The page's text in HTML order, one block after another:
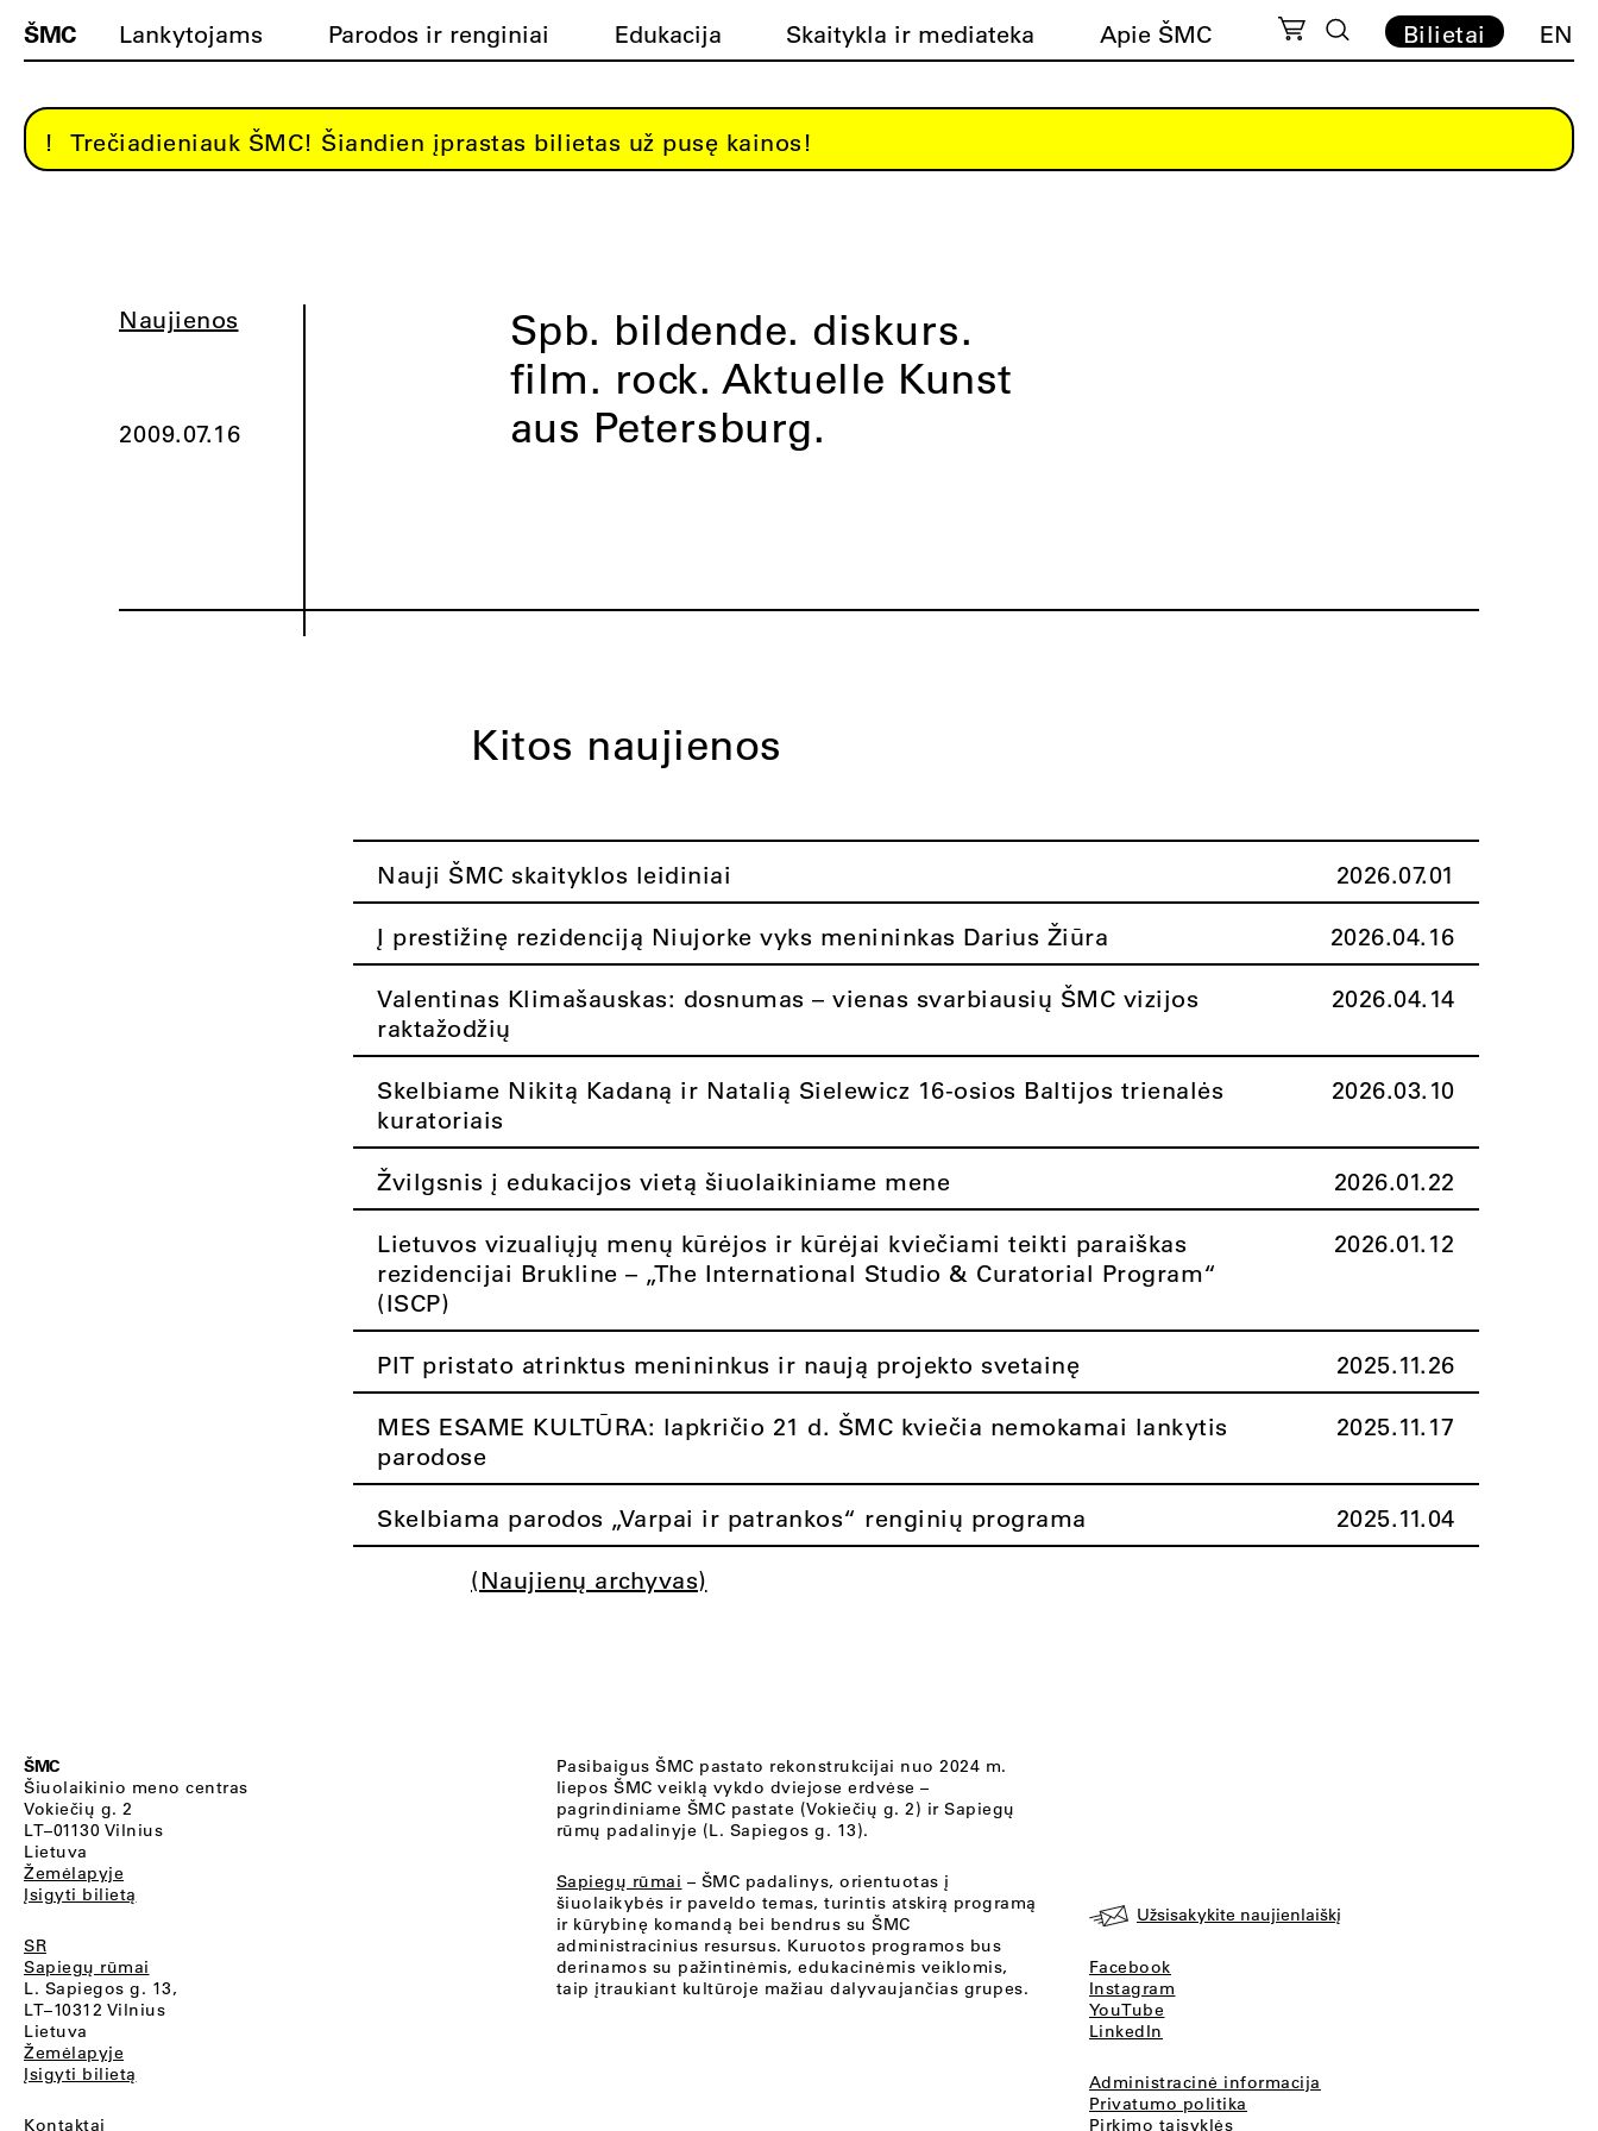
ŠMC Lankytojams Parodos ir renginiai Edukacija Skaitykla ir mediateka Apie ŠMC Bilietai EN
Trečiadieniauk ŠMC! Šiandien įprastas bilietas už pusę kainos!
Naujienos
2009.07.16
Spb. bildende. diskurs.
film. rock. Aktuelle Kunst
aus Petersburg.
Kitos naujienos
Nauji ŠMC skaityklos leidiniai 2026.07.01
Į prestižinę rezidenciją Niujorke vyks menininkas Darius Žiūra 2026.04.16
Valentinas Klimašauskas: dosnumas – vienas svarbiausių ŠMC vizijos
raktažodžių
2026.04.14
Skelbiame Nikitą Kadaną ir Natalią Sielewicz 16-osios Baltijos trienalės
kuratoriais
2026.03.10
Žvilgsnis į edukacijos vietą šiuolaikiniame mene 2026.01.22
Lietuvos vizualiųjų menų kūrėjos ir kūrėjai kviečiami teikti paraiškas
rezidencijai Brukline – „The International Studio & Curatorial Program“
(ISCP)
2026.01.12
PIT pristato atrinktus menininkus ir naują projekto svetainę 2025.11.26
MES ESAME KULTŪRA: lapkričio 21 d. ŠMC kviečia nemokamai lankytis
parodose
2025.11.17
Skelbiama parodos „Varpai ir patrankos“ renginių programa 2025.11.04
(Naujienų archyvas)
ŠMC
Šiuolaikinio meno centras
Vokiečių g. 2
LT–01130 Vilnius
Lietuva
Žemėlapyje
Įsigyti bilietą
SR
Sapiegų rūmai
L. Sapiegos g. 13,
LT–10312 Vilnius
Lietuva
Žemėlapyje
Įsigyti bilietą
Kontaktai
Pasibaigus ŠMC pastato rekonstrukcijai nuo 2024 m.
liepos ŠMC veiklą vykdo dviejose erdvėse –
pagrindiniame ŠMC pastate (Vokiečių g. 2) ir Sapiegų
rūmų padalinyje (L. Sapiegos g. 13).
Sapiegų rūmai – ŠMC padalinys, orientuotas į
šiuolaikybės ir paveldo temas, turintis atskirą programą
ir kūrybinę komandą bei bendrus su ŠMC
administracinius resursus. Kuruotos programos bus
derinamos su pažintinėmis, edukacinėmis veiklomis,
taip įtraukiant kultūroje mažiau dalyvaujančias grupes.
Užsisakykite naujienlaiškį
Facebook
Instagram
YouTube
LinkedIn
Administracinė informacija
Privatumo politika
Pirkimo taisyklės